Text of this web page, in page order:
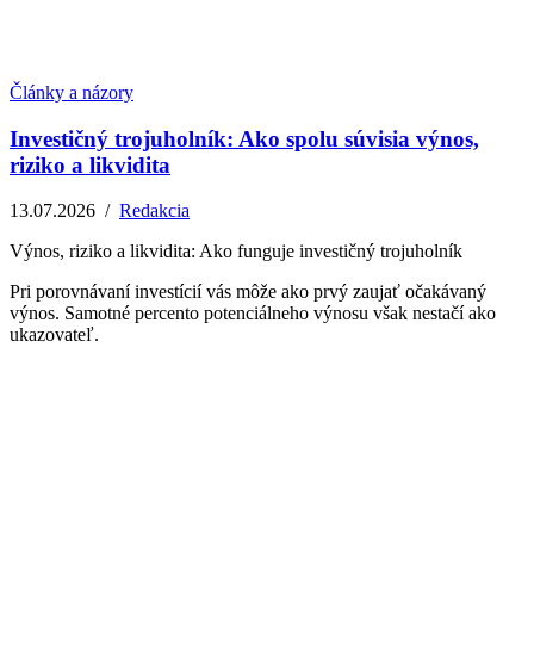
Články a názory
Investičný trojuholník: Ako spolu súvisia výnos,
riziko a likvidita
13.07.2026 / Redakcia
Výnos, riziko a likvidita: Ako funguje investičný trojuholník
Pri porovnávaní investícií vás môže ako prvý zaujať očakávaný
výnos. Samotné percento potenciálneho výnosu však nestačí ako
ukazovateľ.